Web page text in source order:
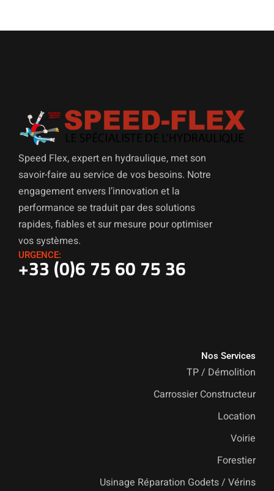
Speed Flex, expert en hydraulique, met son
savoir-faire au service de vos besoins. Notre
engagement envers l’innovation et la
performance se traduit par des solutions
rapides, fiables et sur mesure pour optimiser
vos systèmes.
URGENCE:
+33 (0)6 75 60 75 36
Nos Services
TP / Démolition
Carrossier Constructeur
Location
Voirie
Forestier
Usinage Réparation Godets / Vérins